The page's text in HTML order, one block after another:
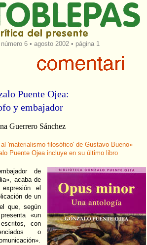
número 6 • agosto 2002 • página 1
Puente Ojea:
y embajador
Guerrero Sánchez
'materialismo filosófico' de Gustavo Bueno»
Puente Ojea incluye en su último libro
de
acaba de
el
de un
que, según
«un
con
o